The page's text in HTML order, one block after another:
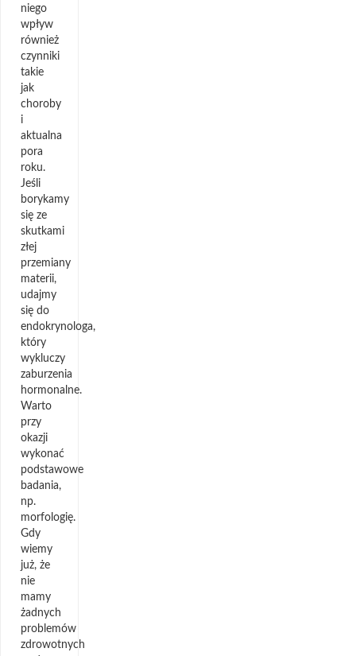
niego
wpływ
również
czynniki
takie
jak
choroby
i
aktualna
pora
roku.
Jeśli
borykamy
się ze
skutkami
złej
przemiany
materii,
udajmy
się do
endokrynologa,
który
wykluczy
zaburzenia
hormonalne.
Warto
przy
okazji
wykonać
podstawowe
badania,
np.
morfologię.
Gdy
wiemy
już, że
nie
mamy
żadnych
problemów
zdrowotnych